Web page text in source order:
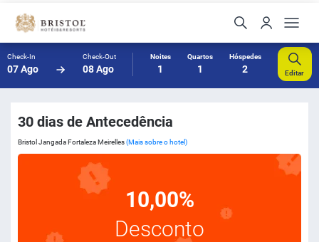
Check-In
07 Ago
Check-Out
08 Ago
Noites
1
Quartos
1
Hóspedes
2 Editar
30 dias de Antecedência
Bristol Jangada Fortaleza Meirelles(Mais sobre o hotel)
10,00%
Desconto